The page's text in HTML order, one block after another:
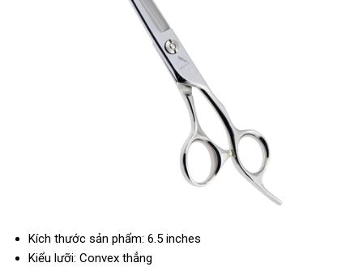
Kích thước sản phẩm: 6.5 inches
Kiểu lưỡi: Convex thẳng